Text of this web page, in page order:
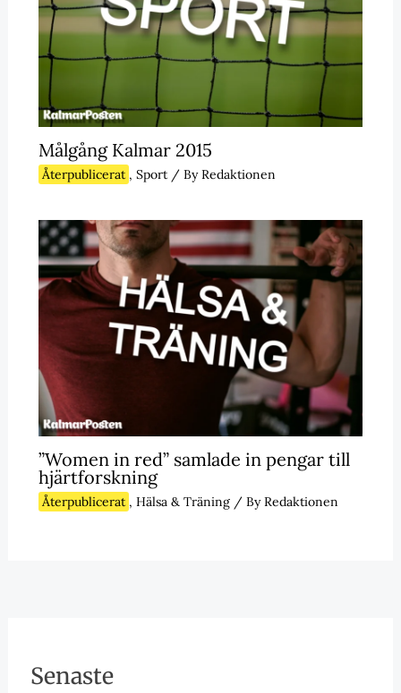
Målgång Kalmar 2015
Återpublicerat , Sport/ ByRedaktionen
”Women in red” samlade in pengar till
hjärtforskning
Återpublicerat , Hälsa & Träning/ ByRedaktionen
Senaste